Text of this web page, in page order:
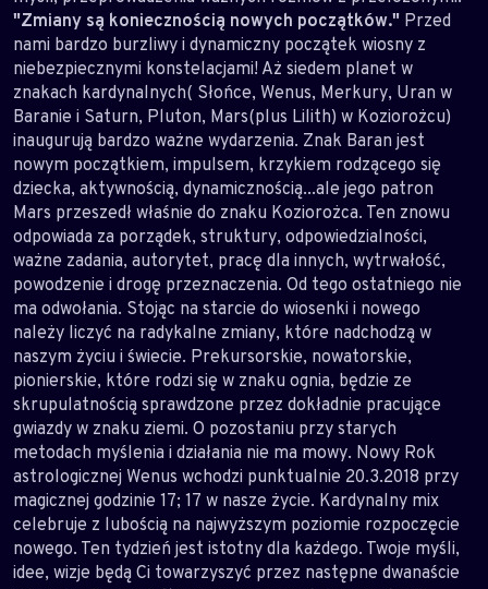
"Zmiany są koniecznością nowych początków." Przed
nami bardzo burzliwy i dynamiczny początek wiosny z
niebezpiecznymi konstelacjami! Aż siedem planet w
znakach kardynalnych( Słońce, Wenus, Merkury, Uran w
Baranie i Saturn, Pluton, Mars(plus Lilith) w Koziorożcu)
inaugurują bardzo ważne wydarzenia. Znak Baran jest
nowym początkiem, impulsem, krzykiem rodzącego się
dziecka, aktywnością, dynamicznością...ale jego patron
Mars przeszedł właśnie do znaku Koziorożca. Ten znowu
odpowiada za porządek, struktury, odpowiedzialności,
ważne zadania, autorytet, pracę dla innych, wytrwałość,
powodzenie i drogę przeznaczenia. Od tego ostatniego nie
ma odwołania. Stojąc na starcie do wiosenki i nowego
należy liczyć na radykalne zmiany, które nadchodzą w
naszym życiu i świecie. Prekursorskie, nowatorskie,
pionierskie, które rodzi się w znaku ognia, będzie ze
skrupulatnością sprawdzone przez dokładnie pracujące
gwiazdy w znaku ziemi. O pozostaniu przy starych
metodach myślenia i działania nie ma mowy. Nowy Rok
astrologicznej Wenus wchodzi punktualnie 20.3.2018 przy
magicznej godzinie 17; 17 w nasze życie. Kardynalny mix
celebruje z lubością na najwyższym poziomie rozpoczęcie
nowego. Ten tydzień jest istotny dla każdego. Twoje myśli,
idee, wizje będą Ci towarzyszyć przez następne dwanaście